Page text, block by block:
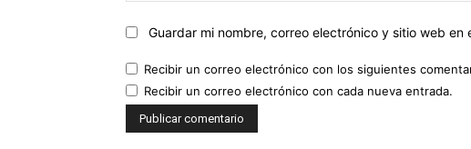
Guardar mi nombre, correo electrónico y sitio web
Recibir un correo electrónico con los siguientes
Recibir un correo electrónico con cada nueva entrada.